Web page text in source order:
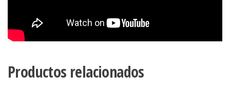
Productos relacionados